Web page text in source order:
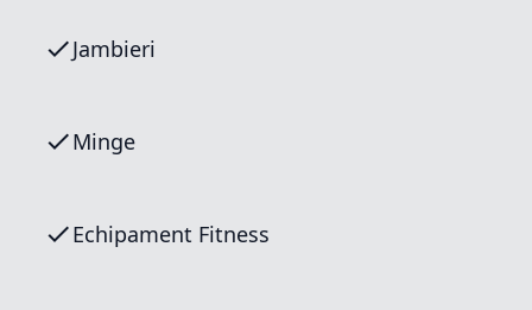
Jambieri
Minge
Echipament Fitness